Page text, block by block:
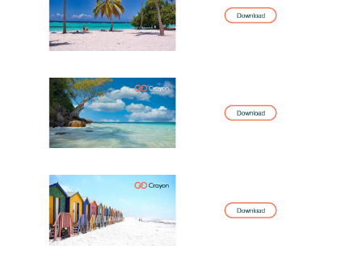
Singapore
Spain
Sri Lanka
Switzerland
Ukraine